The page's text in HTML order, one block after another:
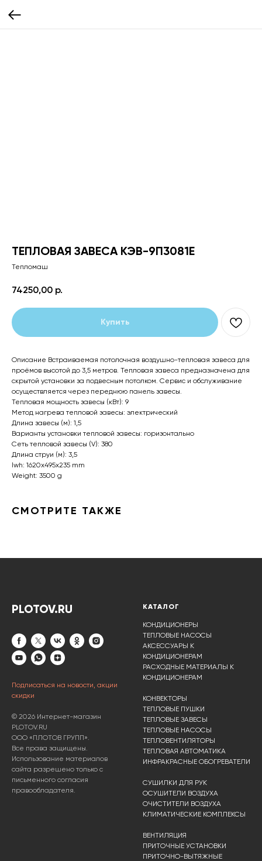
ТЕПЛОВАЯ ЗАВЕСА КЭВ-9П3081E
Тепломаш
74250,00 р.
Купить
Описание Встраиваемая потолочная воздушно-тепловая завеса для
проёмов высотой до 3,5 метров. Тепловая завеса предназначена для
скрытой установки за подвесным потолком. Сервис и обслуживание
осуществляется через переднюю панель завесы.
Тепловая мощность завесы (кВт): 9
Метод нагрева тепловой завесы: электрический
Длина завесы (м): 1,5
Варианты установки тепловой завесы: горизонтально
Сеть тепловой завесы (V): 380
Длина струи (м): 3,5
lwh: 1620x495x235 mm
Weight: 3500 g
СМОТРИТЕ ТАКЖЕ
PLOTOV.RU
Подписаться на новости, акции
скидки
© 2026 Интернет-магазин
PLOTOV.RU
ООО «ПЛОТОВ ГРУПП».
Все права защищены.
Использование материалов
сайта разрешено только с
письменного согласия
правообладателя.
КАТАЛОГ
КОНДИЦИОНЕРЫ
ТЕПЛОВЫЕ НАСОСЫ
АКСЕССУАРЫ К
КОНДИЦИОНЕРАМ
РАСХОДНЫЕ МАТЕРИАЛЫ К
КОНДИЦИОНЕРАМ
КОНВЕКТОРЫ
ТЕПЛОВЫЕ ПУШКИ
ТЕПЛОВЫЕ ЗАВЕСЫ
ТЕПЛОВЫЕ НАСОСЫ
ТЕПЛОВЕНТИЛЯТОРЫ
ТЕПЛОВАЯ АВТОМАТИКА
ИНФРАКРАСНЫЕ ОБОГРЕВАТЕЛИ
СУШИЛКИ ДЛЯ РУК
ОСУШИТЕЛИ ВОЗДУХА
ОЧИСТИТЕЛИ ВОЗДУХА
КЛИМАТИЧЕСКИЕ КОМПЛЕКСЫ
ВЕНТИЛЯЦИЯ
ПРИТОЧНЫЕ УСТАНОВКИ
ПРИТОЧНО-ВЫТЯЖНЫЕ